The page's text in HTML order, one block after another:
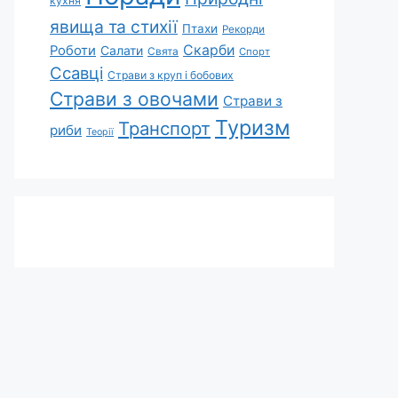
явища та стихії Птахи Рекорди
Роботи Салати Свята Скарби Спорт
Ссавці Страви з круп і бобових
Страви з овочами Страви з
риби Теорії Транспорт Туризм